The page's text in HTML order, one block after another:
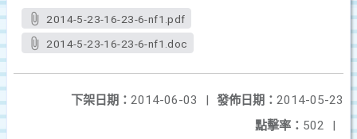
2014-5-23-16-23-6-nf1.pdf
2014-5-23-16-23-6-nf1.doc
發佈日期： 2014-05-23
下架日期： 2014-06-03
|
點擊率： 502 |